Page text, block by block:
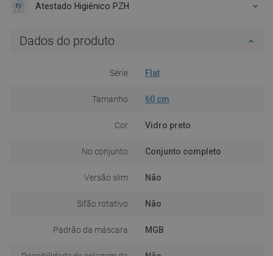
Atestado Higiénico PZH
Dados do produto
Série Flat
Tamanho 60 cm
Cor Vidro preto
No conjunto Conjunto completo
Versão slim Não
Sifão rotativo Não
Padrão da máscara MGB